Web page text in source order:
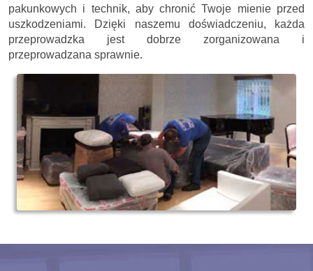
pakunkowych i technik, aby chronić Twoje mienie przed
uszkodzeniami. Dzięki naszemu doświadczeniu, każda
przeprowadzka jest dobrze zorganizowana i
przeprowadzana sprawnie.